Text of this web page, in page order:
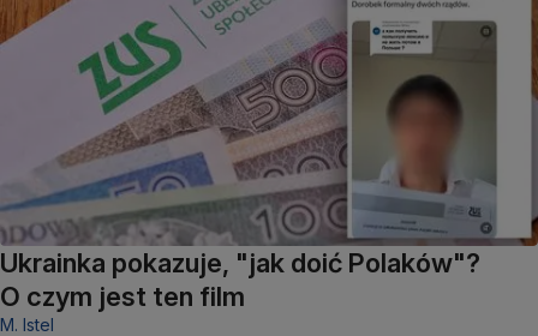
Ukrainka pokazuje, "jak doić Polaków"?
O czym jest ten film
M. Istel